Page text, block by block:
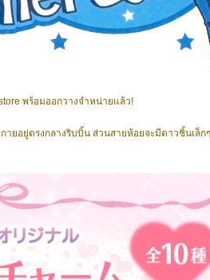
พร้อมออกวางจำหน่ายแล้ว!
ยอยู่ตรงกลางริบบิ้น ส่วนสายห้อยจะมีดาวชิ้นเล็ก